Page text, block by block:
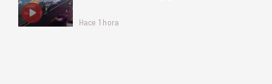
Hace 1 hora